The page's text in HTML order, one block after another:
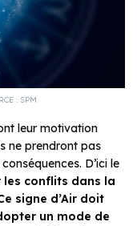
: SPM
leur motivation
ne prendront pas
D’ici le
les conflits dans la
signe d’Air doit
un mode de